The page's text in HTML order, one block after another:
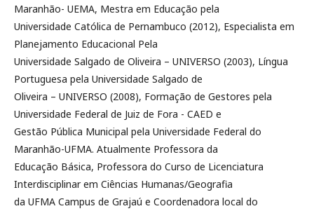
Maranhão- UEMA, Mestra em Educação pela
Universidade Católica de Pernambuco (2012), Especialista em
Planejamento Educacional Pela
Universidade Salgado de Oliveira – UNIVERSO (2003), Língua
Portuguesa pela Universidade Salgado de
Oliveira – UNIVERSO (2008), Formação de Gestores pela
Universidade Federal de Juiz de Fora - CAED e
Gestão Pública Municipal pela Universidade Federal do
Maranhão-UFMA. Atualmente Professora da
Educação Básica, Professora do Curso de Licenciatura
Interdisciplinar em Ciências Humanas/Geografia
da UFMA Campus de Grajaú e Coordenadora local do